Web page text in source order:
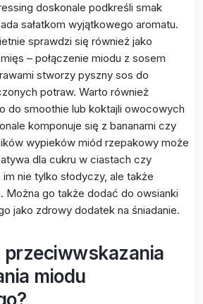
doskonale podkreśli smak
sałatkom wyjątkowego aromatu.
sprawdzi się również jako
– połączenie miodu z sosem
stworzy pyszny sos do
potraw. Warto również
do smoothie lub koktajli owocowych
komponuje się z bananami czy
wypieków miód rzepakowy może
dla cukru w ciastach czy
nie tylko słodyczy, ale także
Można go także dodać do owsianki
jako zdrowy dodatek na śniadanie.
przeciwwskazania
miodu